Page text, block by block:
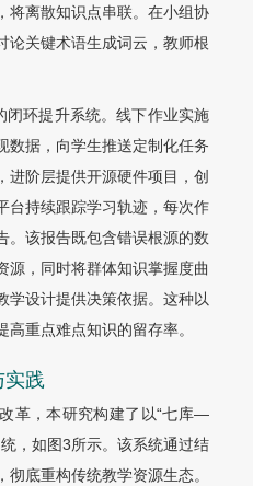
将离散知识点串联。在小组协
论关键术语生成词云，教师根
闭环提升系统。线下作业实施
数据，向学生推送定制化任务
进阶层提供开源硬件项目，创
台持续跟踪学习轨迹，每次作
。该报告既包含错误根源的数
源，同时将群体知识掌握度曲
学设计提供决策依据。这种以
重点难点知识的留存率。
实践
革，本研究构建了以“七库—
，如图3所示。该系统通过结
底重构传统教学资源生态。